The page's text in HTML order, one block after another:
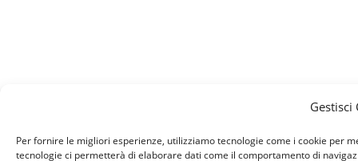
Gestisci
Per fornire le migliori esperienze, utilizziamo tecnologie come i cookie per
tecnologie ci permetterà di elaborare dati come il comportamento di